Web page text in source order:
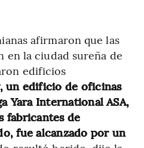
afirmaron que las
en la ciudad sureña de
edificios
un edificio de oficinas
Yara International ASA,
fabricantes de
fue alcanzado por un